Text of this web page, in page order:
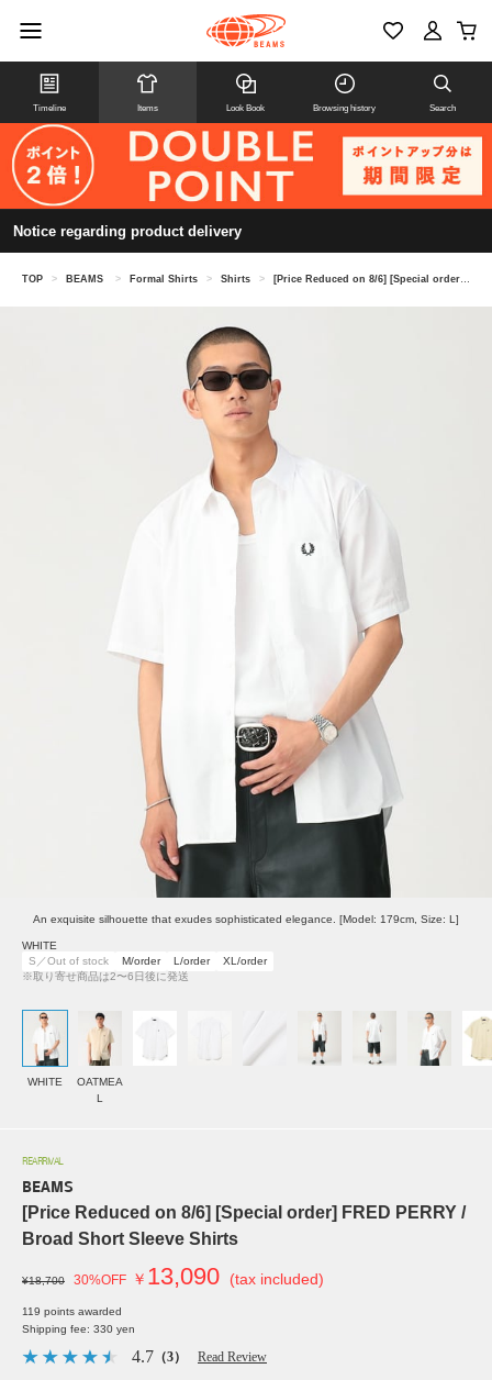
Timeline Items Look Book Browsing history Search
Notice regarding product delivery
TOP > BEAMS > Formal Shirts > Shirts > [Price Reduced on 8/6] [Special order] FRED PERRY / Broad Short Sleeve Shirts
An exquisite silhouette that exudes sophisticated elegance. [Model: 179cm, Size: L]
WHITE
S／Out of stock
M/order L/order
XL/order
※取り寄せ商品は2〜6日後に発送
WHITE
OATMEA
L
REARRIVAL
BEAMS
[Price Reduced on 8/6] [Special order] FRED PERRY /
Broad Short Sleeve Shirts
¥18,700 30%OFF ￥ 13,090 (tax included)
119 points awarded
Shipping fee: 330 yen
4.7 （3） Read Review